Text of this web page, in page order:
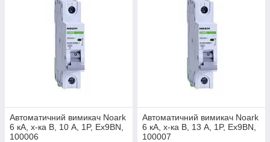
Автоматичний вимикач Noark
6 кА, х-ка B, 10 А, 1P, Ex9BN,
100006
Автоматичний вимикач Noark
6 кА, х-ка B, 13 А, 1P, Ex9BN,
100007